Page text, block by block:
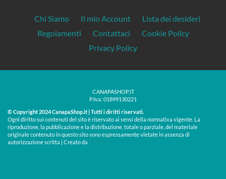
Chi Siamo Il mio Account
Lista dei desideri
Regolamenti
Contattaci
Cookie Policy
Privacy Policy
CANAPASHOP.IT
P.Iva: 01899130221
© Copyright 2024 CanapaShop.it | Tutti i diritti riservati.
Ogni diritto sui contenuti del sito è riservato ai sensi della normativa vigente. La
riproduzione, la pubblicazione e la distribuzione, totale o parziale, del materiale
originale contenuto in questo sito sono espressamente vietate in assenza di
autorizzazione scritta | Creato da